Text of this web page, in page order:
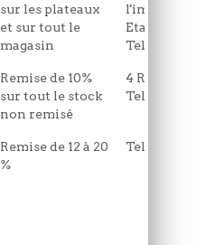
sur les plateaux
et sur tout le
magasin
l'impératrice
Etaples
Tel :
Remise de 10%
sur tout le stock
non remisé
4 Rue de
Tel :
Remise de 12 à 20
%
Tel : 06 21 84